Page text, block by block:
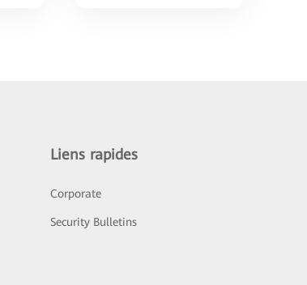
Liens rapides
Corporate
Security Bulletins